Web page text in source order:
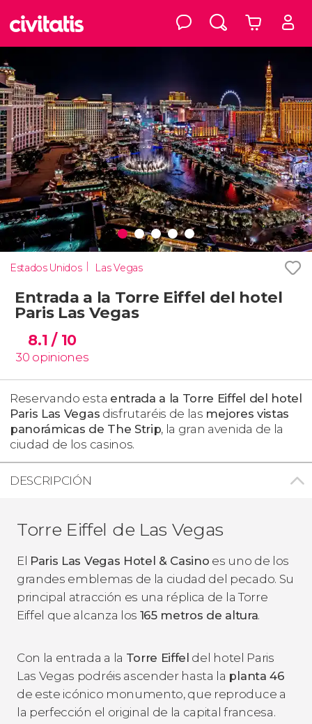
Estados Unidos Las Vegas
Entrada a la Torre Eiffel del hotel
Paris Las Vegas
8.1/ 10
30 opiniones
Reservando esta entrada a la Torre Eiffel del hotel
Paris Las Vegas disfrutaréis de las mejores vistas
panorámicas de The Strip, la gran avenida de la
ciudad de los casinos.
DESCRIPCIÓN
Torre Eiffel de Las Vegas
El Paris Las Vegas Hotel & Casino es uno de los
grandes emblemas de la ciudad del pecado. Su
principal atracción es una réplica de la Torre
Eiffel que alcanza los 165 metros de altura.
Con la entrada a la Torre Eiffel del hotel Paris
Las Vegas podréis ascender hasta la planta 46
de este icónico monumento, que reproduce a
la perfección el original de la capital francesa.